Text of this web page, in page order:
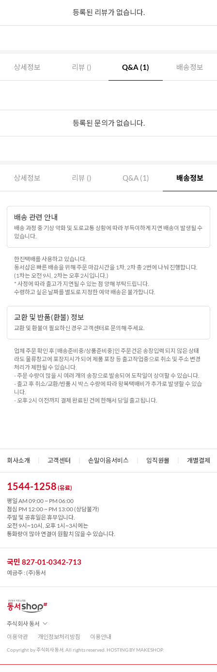
등록된 리뷰가 없습니다.
상세정보 리뷰 () Q&A (1) 배송정보
등록된 문의가 없습니다.
상세정보 리뷰 () Q&A (1) 배송정보
배송 관련 안내
배송 과정 중 기상 악화 및 도로교통 상황에 따라 부득이하게 지연 배송이 발생될 수
있습니다.
한진택배를 사용하고 있습니다.
동서샵은 빠른 배송을 위해 주문 마감시간을 1차, 2차 총 2번에 나눠 진행합니다.
(1차는 오전 9시, 2차는 오후 2시입니다.)
* 사정에 따라 출고가 지연될 수 있는 점 양해 부탁드립니다.
수령하고 싶은 날짜를 별도로 지정한 예약 배송은 불가합니다.
교환 및 반품(환불) 정보
교환 및 환불이 필요하신 경우 고객센터로 문의해 주세요.
업체 주문 확인 후 [배송준비중/상품준비중]인 주문건은 송장입력 되지 않은 상태
라도 물류창고에 포장지시가 되어 제품 포장 등 출고작업중으로 취소 및 주소 변경
처리가 제한될 수 있습니다.
- 주문 수량이 많을 시 여러 개의 송장으로 발송되어 도착일이 상이할 수 있습니다.
- 출고 후 취소/교환/반품 시 박스 수량에 따라 왕복택배비가 추가로 발생할 수 있습
니다.
- 오후 2시 이전까지 결제 완료된 건에 한해서 당일 출고됩니다.
회사소개 고객센터 손말이음서비스 임직원몰 개별결제
1544-1258 (유료)
평일 AM 09:00 ~ PM 06:00
점심 PM 12:00 ~ PM 13:00 (상담불가)
주말 및 공휴일은 휴무입니다.
오전 9시~10시, 오후 1시~3시에는
통화량이 많아 연결이 원활치 않을 수 있습니다.
국민 827-01-0342-713
예금주 : (주)동서
주식회사 동서
이용약관
개인정보처리방침 이용안내
Copyright by 주식회사 동서. All rights reserved. HOSTING BY MAKESHOP.